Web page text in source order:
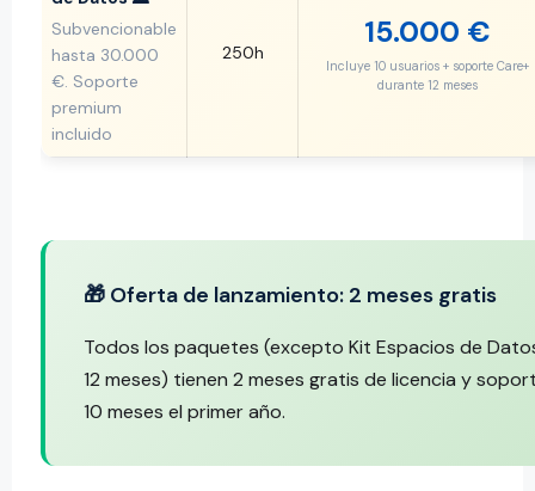
Subvencionable
hasta 30.000
€. Soporte
premium
incluido
250h
15.000 €
Incluye 10 usuarios + soporte Care+
durante 12 meses
🎁 Oferta de lanzamiento: 2 meses gratis
Todos los paquetes (excepto Kit Espacios de
12 meses) tienen 2 meses gratis de licencia y
10 meses el primer año.